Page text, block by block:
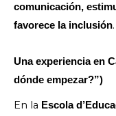
comunicación,
favorece la inclusión.
Una experiencia en
dónde empezar?”)
En la Escola